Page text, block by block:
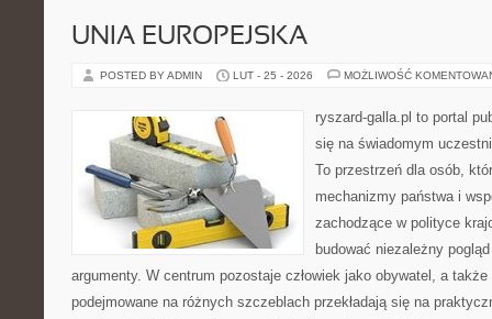
UNIA EUROPEJSKA
POSTED BY ADMIN LUT - 25 - 2026 MOŻLIWOŚĆ
ryszard-galla.pl to portal
się na świadomym
To przestrzeń dla osób,
mechanizmy państwa i
zachodzące w polityce
budować niezależny
argumenty. W centrum pozostaje człowiek jako obywatel, a
podejmowane na różnych szczeblach przekładają się na